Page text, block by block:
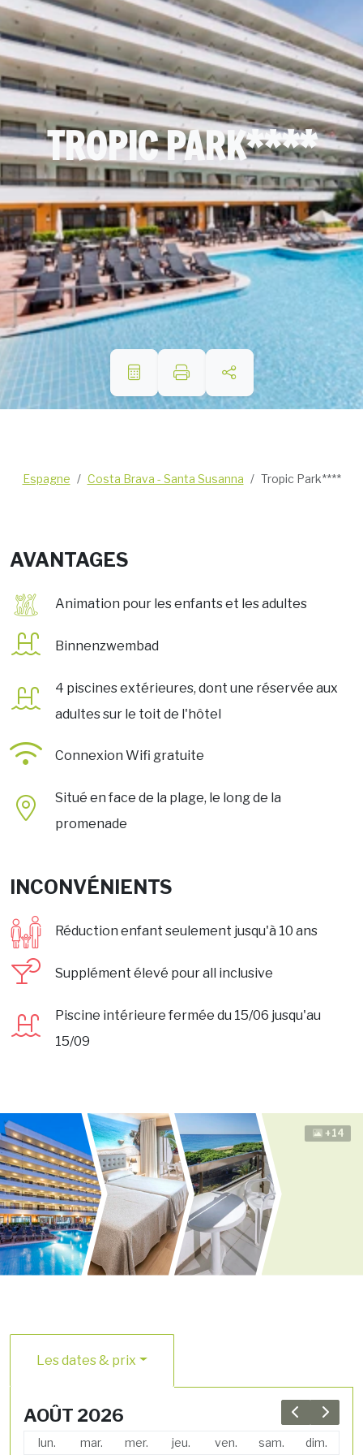
TROPIC PARK****
Espagne Costa Brava - Santa Susanna Tropic Park****
AVANTAGES
Animation pour les enfants et les adultes
Binnenzwembad
4 piscines extérieures, dont une réservée aux
adultes sur le toit de l'hôtel
Connexion Wifi gratuite
Situé en face de la plage, le long de la
promenade
INCONVÉNIENTS
Réduction enfant seulement jusqu'à 10 ans
Supplément élevé pour all inclusive
Piscine intérieure fermée du 15/06 jusqu'au
15/09
+14
Les dates & prix
Previous
Next
AOÛT 2026
lun. mar. mer. jeu. ven. sam. dim.